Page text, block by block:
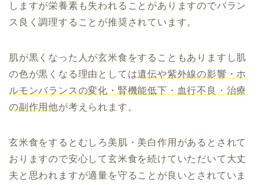
しますが栄養素も失われることがありますのでバラン
ス良く調理することが推奨されています。
肌が黒くなった人が玄米食をすることもありますし肌
の色が黒くなる理由としては遺伝や紫外線の影響・ホ
ルモンバランスの変化・腎機能低下・血行不良・治療
の副作用他が考えられます。
玄米食をするとむしろ美肌・美白作用があるとされて
おりますので安心して玄米食を続けていただいて大丈
夫と思われますが適量を守ることが良いとされていま